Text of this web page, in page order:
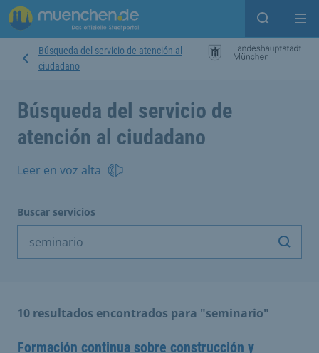
Open
Búsqueda del servicio de atención al
ciudadano
Búsqueda del servicio de
atención al ciudadano
Leer en voz alta
Buscar servicios
10 resultados encontrados para "seminario"
Formación continua sobre construcción y